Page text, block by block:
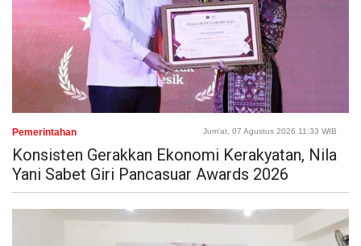
Pemerintahan Jum'at, 07 Agustus 2026 11:33 WIB
Konsisten Gerakkan Ekonomi Kerakyatan, Nila
Yani Sabet Giri Pancasuar Awards 2026